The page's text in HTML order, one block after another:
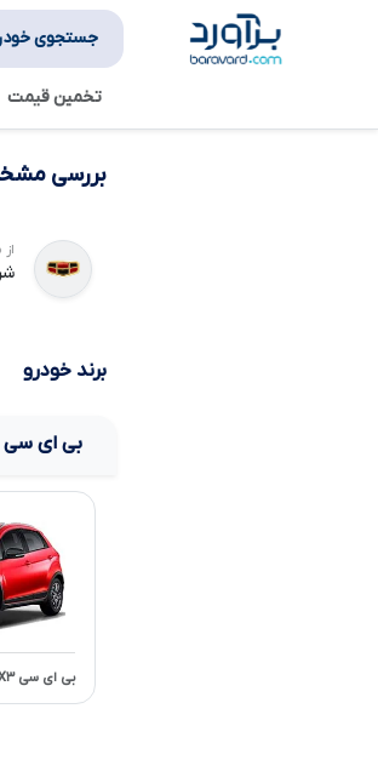
جستجوی
تخمین قیمت
بررسی
برند خودرو
بی ای سی
بی ای سی X۳